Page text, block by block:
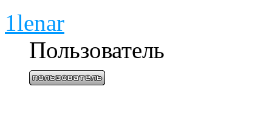
1lenar
Пользователь